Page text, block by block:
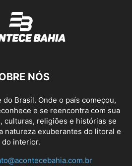
NÓS
do Brasil. Onde o país começou,
e se reencontra com sua
culturas, religiões e histórias se
natureza exuberantes do litoral e
do interior.